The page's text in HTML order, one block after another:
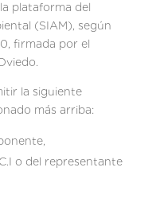
plataforma del
(SIAM), según
firmada por el
la siguiente
más arriba:
o del representante